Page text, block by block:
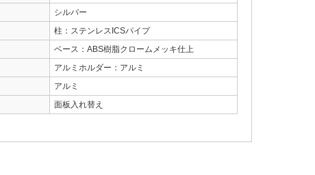
シルバー
柱：ステンレスICSパイプ
ベース：ABS樹脂クロームメッキ仕上
アルミホルダー：アルミ
アルミ
面板入れ替え